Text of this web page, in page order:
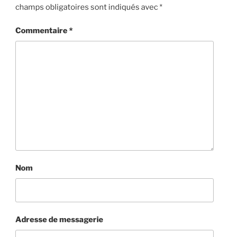
champs obligatoires sont indiqués avec*
Commentaire*
Nom
Adresse de messagerie